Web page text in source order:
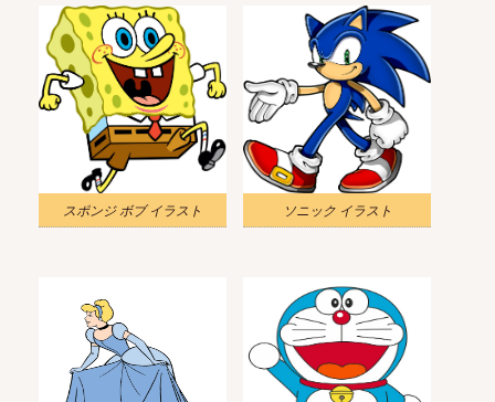
スポンジ ボブ イラスト ソニック イラスト